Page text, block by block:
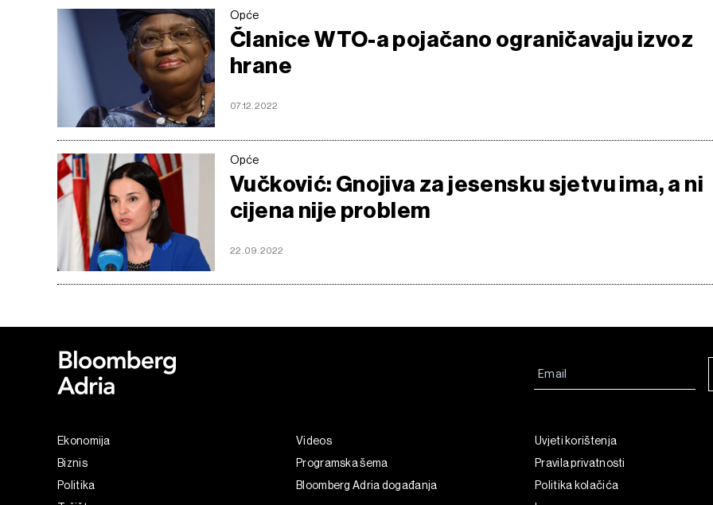
Opće
Članice WTO-a pojačano ograničavaju izvoz
hrane
07.12.2022
Opće
Vučković: Gnojiva za jesensku sjetvu ima, a ni
cijena nije problem
22.09.2022
Ekonomija
Biznis
Politika
Videos
Programska šema
Bloomberg Adria događanja
Uvjeti korištenja
Pravila privatnosti
Politika kolačića